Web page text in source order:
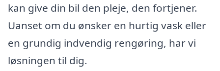
kan give din bil den pleje, den fortjener.
Uanset om du ønsker en hurtig vask eller
en grundig indvendig rengøring, har vi
løsningen til dig.